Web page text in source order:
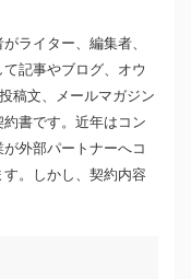
ライター、編集者、
記事やブログ、オウ
稿文、メールマガジン
書です。近年はコン
外部パートナーへコ
。しかし、契約内容